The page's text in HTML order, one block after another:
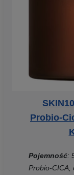
Probio-
Pojemność:
Probio-CICA,